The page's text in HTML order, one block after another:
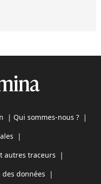
| Qui sommes-nous ? |
|
autres traceurs |
données |